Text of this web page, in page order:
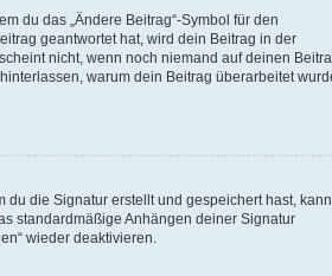
du das „Ändere Beitrag“-Symbol für den
geantwortet hat, wird dein Beitrag in der
nicht, wenn noch niemand auf deinen
warum dein Beitrag überarbeitet
die Signatur erstellt und gespeichert hast,
standardmäßige Anhängen deiner Signatur
wieder deaktivieren.